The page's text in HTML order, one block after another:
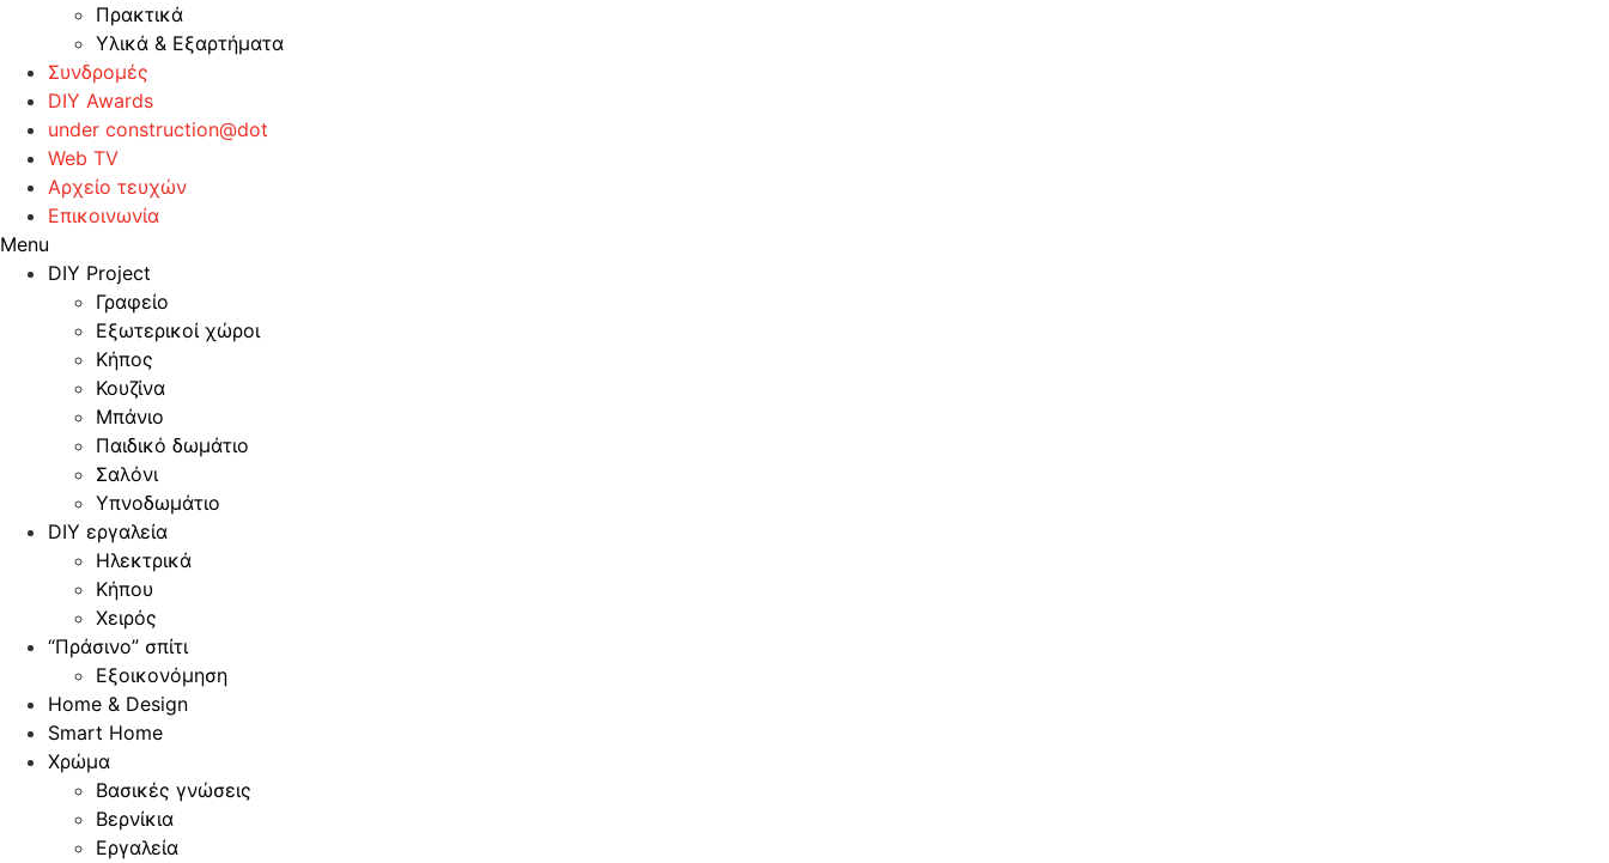
Πρακτικά
Υλικά & Εξαρτήματα
Συνδρομές
DIY Awards
under construction@dot
Web TV
Αρχείο τευχών
Επικοινωνία
Menu
DIY Project
Γραφείο
Εξωτερικοί χώροι
Κήπος
Κουζίνα
Μπάνιο
Παιδικό δωμάτιο
Σαλόνι
Υπνοδωμάτιο
DIY εργαλεία
Ηλεκτρικά
Κήπου
Χειρός
“Πράσινο” σπίτι
Εξοικονόμηση
Home & Design
Smart Home
Χρώμα
Βασικές γνώσεις
Βερνίκια
Εργαλεία